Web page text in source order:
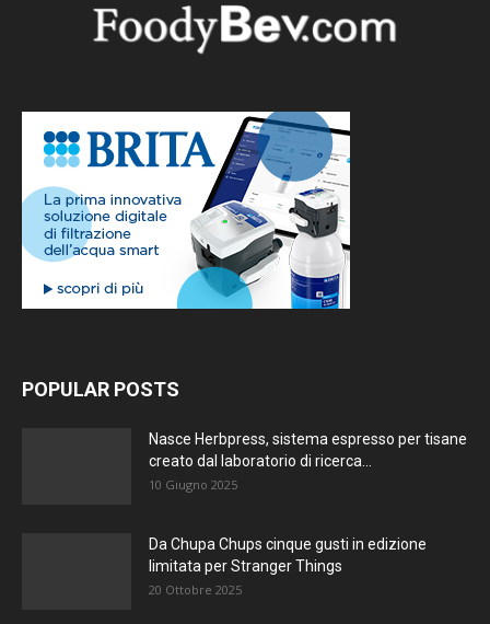
POPULAR POSTS
Nasce Herbpress, sistema espresso per tisane
creato dal laboratorio di ricerca...
10 Giugno 2025
Da Chupa Chups cinque gusti in edizione
limitata per Stranger Things
20 Ottobre 2025